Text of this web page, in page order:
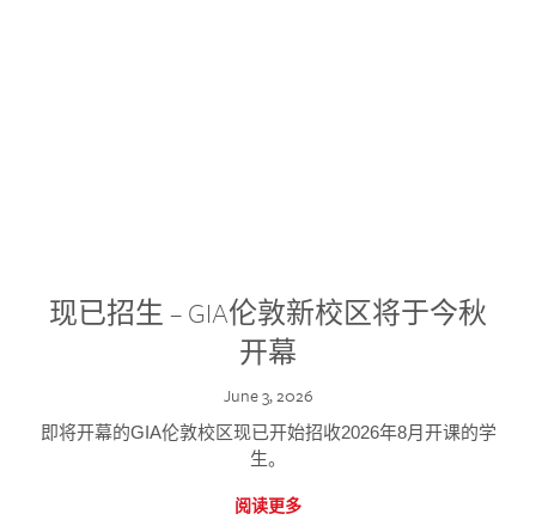
现已招生 – GIA伦敦新校区将于今秋
开幕
June 3, 2026
即将开幕的GIA伦敦校区现已开始招收2026年8月开课的学
生。
阅读更多